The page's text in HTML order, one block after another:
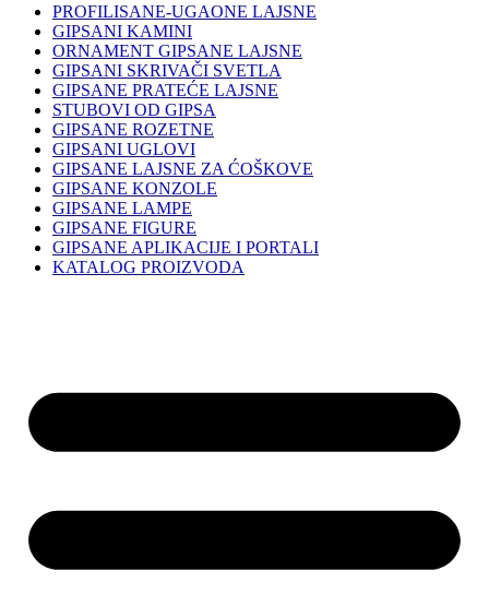
PROFILISANE-UGAONE LAJSNE
GIPSANI KAMINI
ORNAMENT GIPSANE LAJSNE
GIPSANI SKRIVAČI SVETLA
GIPSANE PRATEĆE LAJSNE
STUBOVI OD GIPSA
GIPSANE ROZETNE
GIPSANI UGLOVI
GIPSANE LAJSNE ZA ĆOŠKOVE
GIPSANE KONZOLE
GIPSANE LAMPE
GIPSANE FIGURE
GIPSANE APLIKACIJE I PORTALI
KATALOG PROIZVODA